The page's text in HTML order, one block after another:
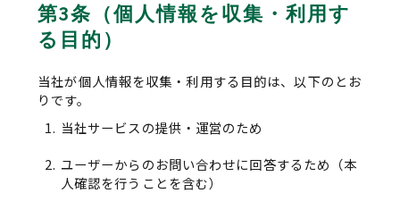
第3条（個人情報を収集・利用す
る目的）
当社が個人情報を収集・利用する目的は、以下のとお
りです。
当社サービスの提供・運営のため
ユーザーからのお問い合わせに回答するため（本
人確認を行うことを含む）